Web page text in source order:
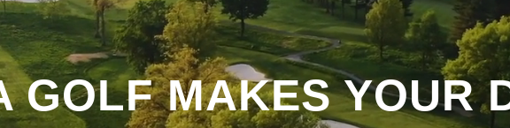
GOLF MAKES YOUR